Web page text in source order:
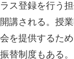
ス登録を行う
講される。授
を提供するた
替制度もある。